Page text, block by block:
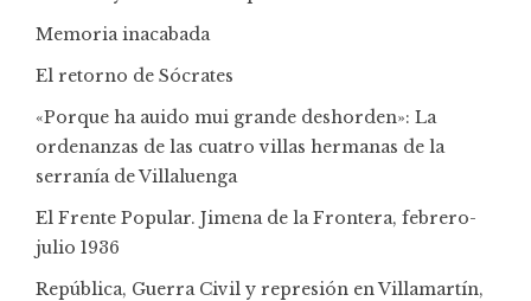
Memoria inacabada
El retorno de Sócrates
«Porque ha auido mui grande deshorden»: La
ordenanzas de las cuatro villas hermanas de la
serranía de Villaluenga
El Frente Popular. Jimena de la Frontera, febrero-
julio 1936
República, Guerra Civil y represión en Villamartín,